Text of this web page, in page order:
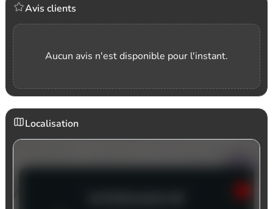
Avis clients
Aucun avis n'est disponible pour l'instant.
Localisation